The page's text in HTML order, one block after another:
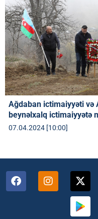
Ağdaban ictimaiyyəti və
beynəlxalq ictimaiyyətə
07.04.2024 [10:00]